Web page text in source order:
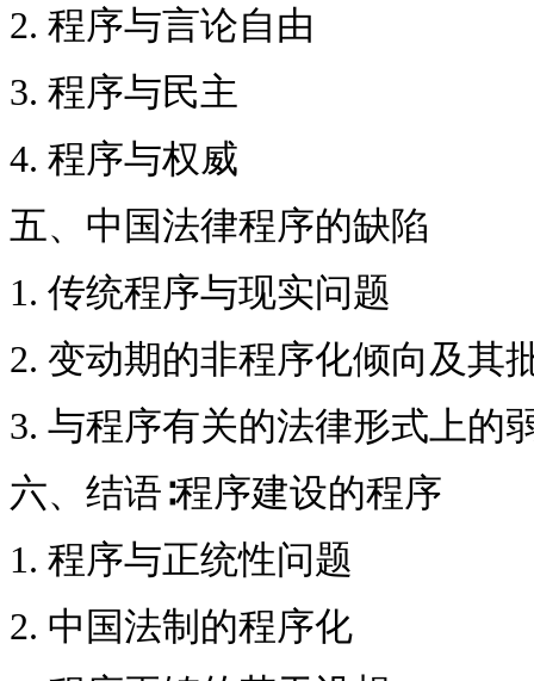
2. 程序与言论自由
3. 程序与民主
4. 程序与权威
五、中国法律程序的缺陷
1. 传统程序与现实问题
2. 变动期的非程序化倾向及其
3. 与程序有关的法律形式上的
六、结语∶程序建设的程序
1. 程序与正统性问题
2. 中国法制的程序化